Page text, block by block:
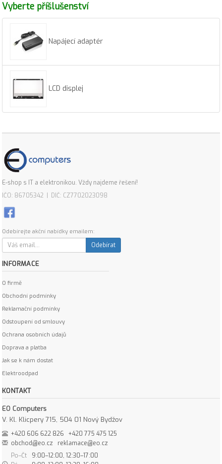
Vyberte příšlušenství
Napájecí adaptér
LCD displej
E-shop s IT a elektronikou. Vždy najdeme řešení!
IČO: 86705342 | DIČ: CZ7702023098
Odebírejte akční nabídky emailem:
Odebírat
INFORMACE
O firmě
Obchodní podmínky
Reklamační podmínky
Odstoupení od smlouvy
Ochrana osobních údajů
Doprava a platba
Jak se k nám dostat
Elektroodpad
KONTAKT
EO Computers
V. Kl. Klicpery 715, 504 01 Nový Bydžov
+420 606 622 826
+420 775 475 125
obchod@eo.cz
reklamace@eo.cz
Po–Čt
9:00–12:00, 12:30–17:00